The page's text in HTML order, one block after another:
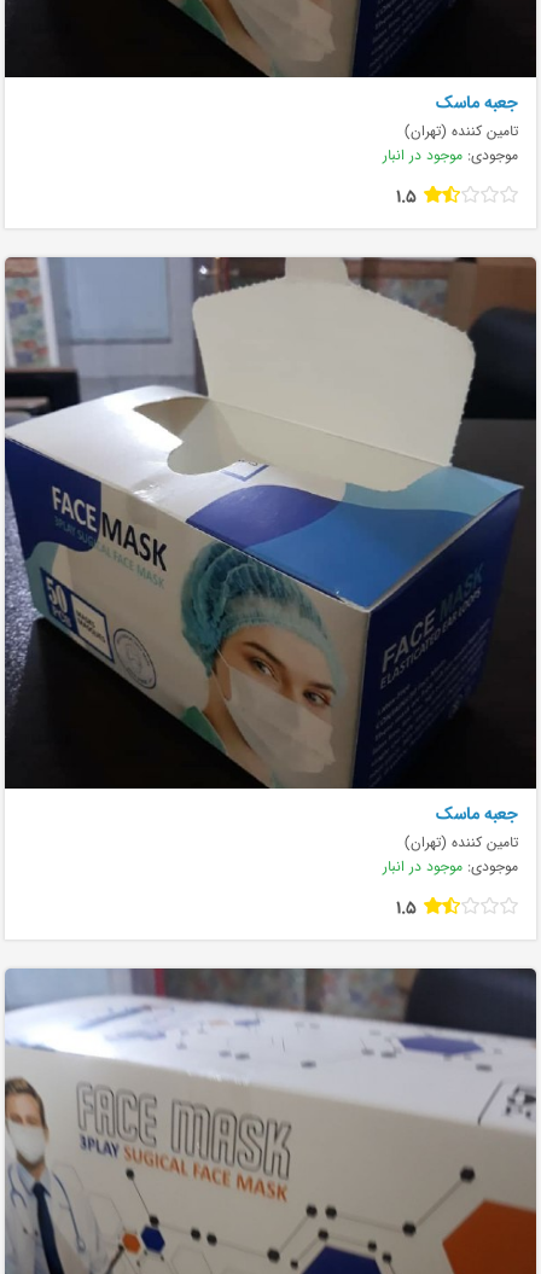
جعبه ماسک
تامین کننده (تهران)
موجودی: موجود در انبار
1.5
جعبه ماسک
تامین کننده (تهران)
موجودی: موجود در انبار
1.5